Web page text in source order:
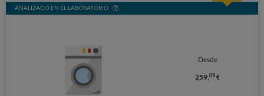
ANALIZADO EN EL LABORATORIO
Desde
259,09 €